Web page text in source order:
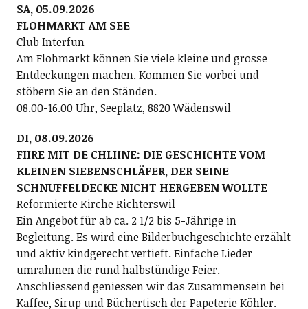
SA, 05.09.2026
FLOHMARKT AM SEE
Club Interfun
Am Flohmarkt können Sie viele kleine und grosse
Entdeckungen machen. Kommen Sie vorbei und
stöbern Sie an den Ständen.
08.00-16.00 Uhr, Seeplatz, 8820 Wädenswil
DI, 08.09.2026
FIIRE MIT DE CHLIINE: DIE GESCHICHTE VOM
KLEINEN SIEBENSCHLÄFER, DER SEINE
SCHNUFFELDECKE NICHT HERGEBEN WOLLTE
Reformierte Kirche Richterswil
Ein Angebot für ab ca. 2 1/2 bis 5-Jährige in
Begleitung. Es wird eine Bilderbuchgeschichte erzählt
und aktiv kindgerecht vertieft. Einfache Lieder
umrahmen die rund halbstündige Feier.
Anschliessend geniessen wir das Zusammensein bei
Kaffee, Sirup und Büchertisch der Papeterie Köhler.